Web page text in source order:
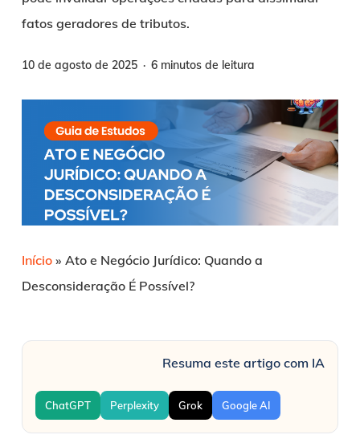
fatos geradores de tributos.
10 de agosto de 2025 6 minutos de leitura
Início» Ato e Negócio Jurídico: Quando a
Desconsideração É Possível?
Resuma este artigo com IA
ChatGPT Perplexity Grok Google AI